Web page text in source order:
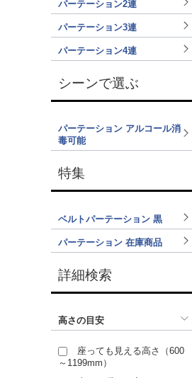
パーテーション2連
パーテーション3連
パーテーション4連
シーンで選ぶ
パーテーション アルコール消
毒可能
特集
ベルトパーテーション 黒
パーテーション 在庫商品
詳細検索
高さの目安
座っても見える高さ（600
～1199mm）